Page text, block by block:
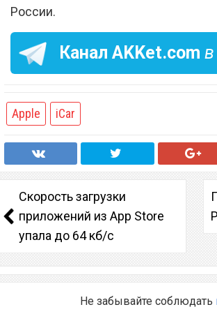
России.
Канал AKKet.com
Apple iCar
Скорость загрузки
приложений из App Store
упала до 64 кб/с
Не забывайте соблюдать